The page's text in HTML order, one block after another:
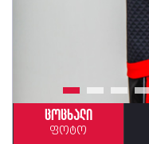
ცოცხალი
ფოტო